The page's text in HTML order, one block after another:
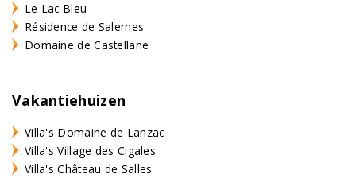
Le Lac Bleu
Résidence de Salernes
Domaine de Castellane
Vakantiehuizen
Villa's Domaine de Lanzac
Villa's Village des Cigales
Villa's Château de Salles